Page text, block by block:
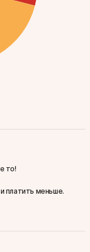
то!
платить меньше.